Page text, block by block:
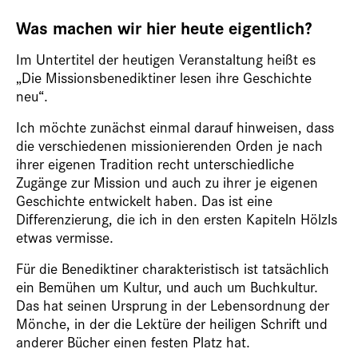
Was machen wir hier heute eigentlich?
Im Untertitel der heutigen Veranstaltung heißt es
„Die Missionsbenediktiner lesen ihre Geschichte
neu“.
Ich möchte zunächst einmal darauf hinweisen, dass
die verschiedenen missionierenden Orden je nach
ihrer eigenen Tradition recht unterschiedliche
Zugänge zur Mission und auch zu ihrer je eigenen
Geschichte entwickelt haben. Das ist eine
Differenzierung, die ich in den ersten Kapiteln Hölzls
etwas vermisse.
Für die Benediktiner charakteristisch ist tatsächlich
ein Bemühen um Kultur, und auch um Buchkultur.
Das hat seinen Ursprung in der Lebensordnung der
Mönche, in der die Lektüre der heiligen Schrift und
anderer Bücher einen festen Platz hat.